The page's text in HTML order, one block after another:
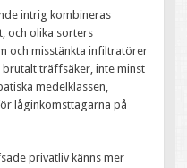
intrig kombineras
och olika sorters
och misstänkta infiltratörer
brutalt träffsäker, inte minst
medelklassen,
låginkomsttagarna på
privatliv känns mer